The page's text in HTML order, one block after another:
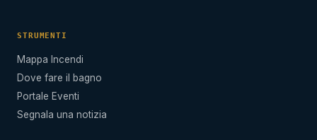
STRUMENTI
Mappa Incendi
Dove fare il bagno
Portale Eventi
Segnala una notizia